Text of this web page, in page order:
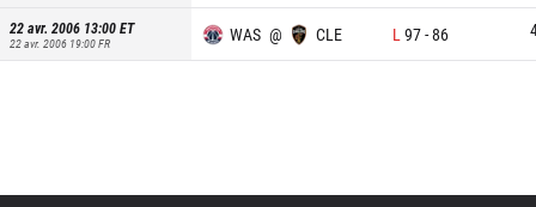
22 avr. 2006 13:00ET
22 avr. 2006 19:00FR WAS @ CLE L 97-86